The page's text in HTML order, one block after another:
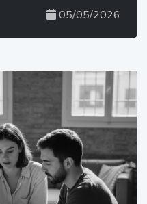
05/05/2026